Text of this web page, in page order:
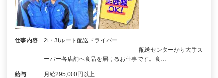
仕事内容
2t・3tルート配送ドライバー
配送センターから大手ス
ーパー各店舗へ食品を届けるお仕事です。食…
給与 月給295,000円以上